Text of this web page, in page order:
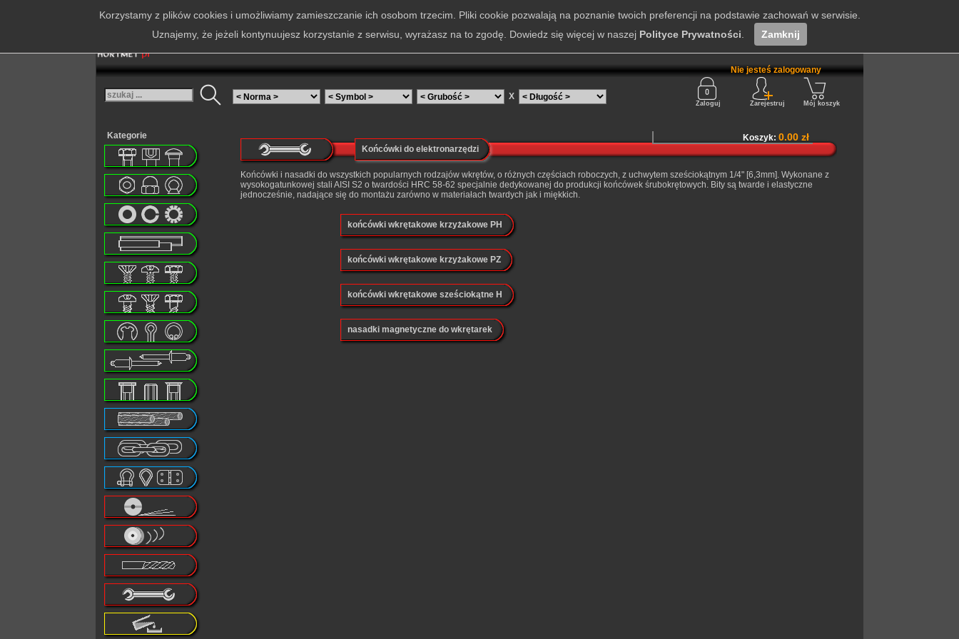
X
Nie jesteś zalogowany
Zaloguj Zarejestruj Mój koszyk
Kategorie
Końcówki do elektronarzędzi
Końcówki i nasadki do wszystkich popularnych rodzajów wkrętów, o różnych częściach roboczych, z uchwytem sześciokątnym 1/4" [6,3mm]. Wykonane z
wysokogatunkowej stali AISI S2 o twardości HRC 58-62 specjalnie dedykowanej do produkcji końcówek śrubokrętowych. Bity są twarde i elastyczne
jednocześnie, nadające się do montażu zarówno w materiałach twardych jak i miękkich.
końcówki wkrętakowe krzyżakowe PH
końcówki wkrętakowe krzyżakowe PZ
końcówki wkrętakowe sześciokątne H
nasadki magnetyczne do wkrętarek
Koszyk: 0.00 zł
Korzystamy z plików cookies i umożliwiamy zamieszczanie ich osobom trzecim. Pliki cookie pozwalają na poznanie twoich preferencji na podstawie zachowań w serwisie.
Uznajemy, że jeżeli kontynuujesz korzystanie z serwisu, wyrażasz na to zgodę. Dowiedz się więcej w naszej Polityce Prywatności Zamknij